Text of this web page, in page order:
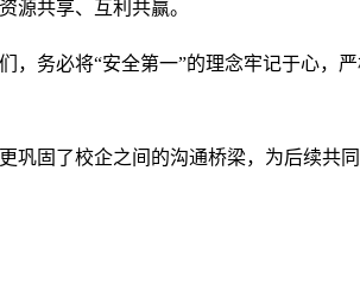
源共享、互利共赢。
务必将“安全第一”的理念牢记于心，
固了校企之间的沟通桥梁，为后续共